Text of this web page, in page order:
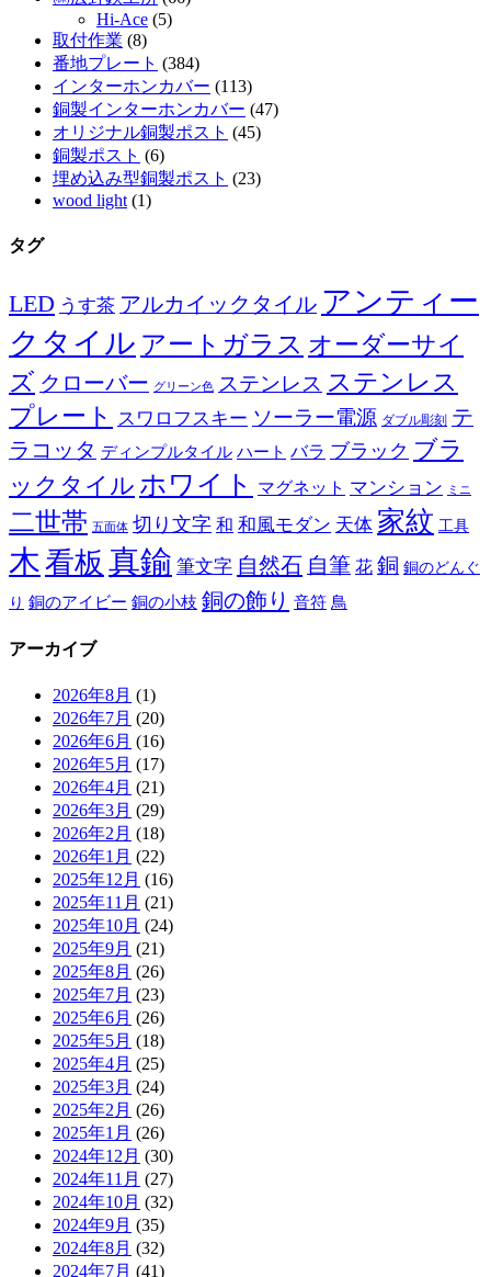
Hi-Ace (5)
取付作業 (8)
番地プレート (384)
インターホンカバー (113)
銅製インターホンカバー (47)
オリジナル銅製ポスト (45)
銅製ポスト (6)
埋め込み型銅製ポスト (23)
wood light (1)
タグ
LED うす茶 アルカイックタイル アンティー
クタイル アートガラス オーダーサイ
ズ クローバー グリーン色 ステンレス ステンレス
プレート スワロフスキー ソーラー電源 ダブル彫刻 テ
ラコッタ ディンプルタイル ハート バラ ブラック ブラ
ックタイル ホワイト マグネット マンション ミニ
二世帯 五面体 切り文字 和 和風モダン 天体 家紋 工具
木看板 真鍮 筆文字 自然石 自筆 花 銅 銅のどんぐ
り 銅のアイビー 銅の小枝 銅の飾り 音符 鳥
アーカイブ
2026年8月 (1)
2026年7月 (20)
2026年6月 (16)
2026年5月 (17)
2026年4月 (21)
2026年3月 (29)
2026年2月 (18)
2026年1月 (22)
2025年12月 (16)
2025年11月 (21)
2025年10月 (24)
2025年9月 (21)
2025年8月 (26)
2025年7月 (23)
2025年6月 (26)
2025年5月 (18)
2025年4月 (25)
2025年3月 (24)
2025年2月 (26)
2025年1月 (26)
2024年12月 (30)
2024年11月 (27)
2024年10月 (32)
2024年9月 (35)
2024年8月 (32)
2024年7月 (41)